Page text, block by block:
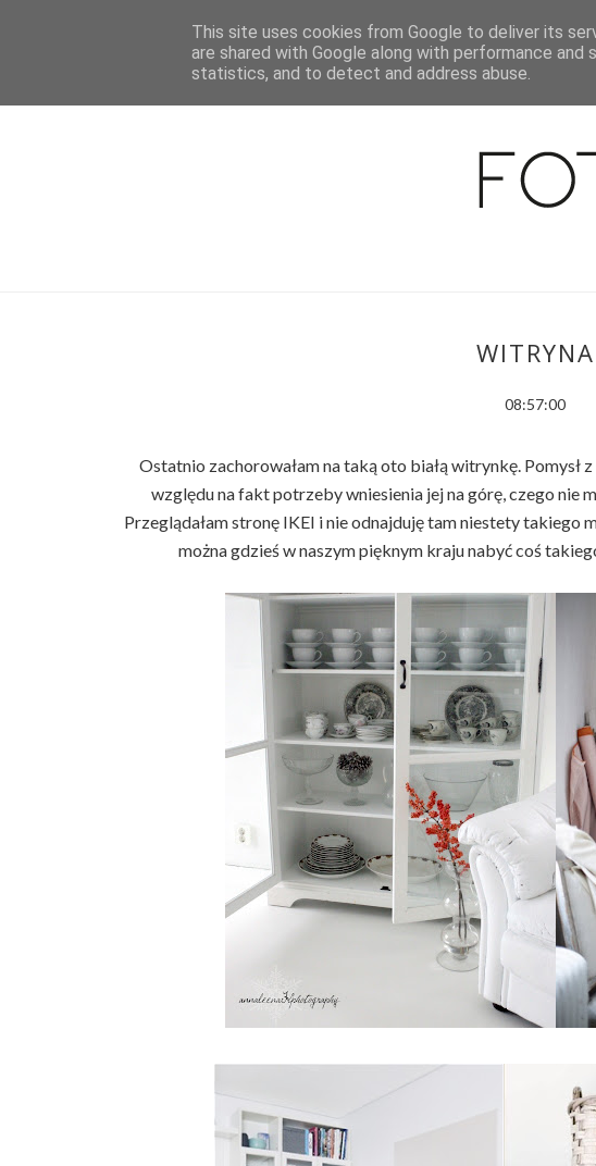
BLOG O MNIE
WITRYNA
08:57:00
Ostatnio zachorowałam na taką oto białą witrynkę. Pomysł
względu na fakt potrzeby wniesienia jej na górę, czego nie
Przeglądałam stronę IKEI i nie odnajduję tam niestety takiego
można gdzieś w naszym pięknym kraju nabyć coś
This site uses cookies from Google to deliver its
are shared with Google along with performance
statistics, and to detect and address abuse.